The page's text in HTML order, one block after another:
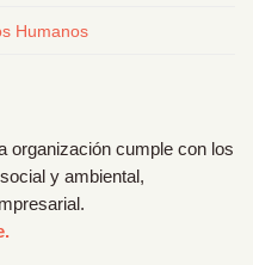
Humanos
organización cumple con los
y ambiental,